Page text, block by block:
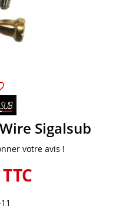
Sigalsub
votre avis !
TTC